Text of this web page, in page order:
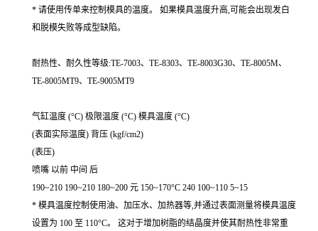
* 请使用传单来控制模具的温度。 如果模具温度升高,可能会出现发白
和脱模失败等成型缺陷。
耐热性、耐久性等级:TE-7003、TE-8303、TE-8003G30、TE-8005M、
TE-8005MT9、TE-9005MT9
气缸温度 (°C) 极限温度 (°C) 模具温度 (°C)
(表面实际温度) 背压 (kgf/cm2)
(表压)
喷嘴 以前 中间 后
190~210 190~210 180~200 元 150~170°C 240 100~110 5~15
* 模具温度控制使用油、加压水、加热器等,并通过表面测量将模具温度
设置为 100 至 110°C。 这对于增加树脂的结晶度并使其耐热性非常重